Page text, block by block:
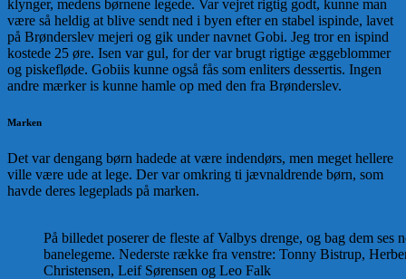
klynger, medens børnene legede. Var vejret rigtig godt, kunne man
være så heldig at blive sendt ned i byen efter en stabel ispinde, lavet
på Brønderslev mejeri og gik under navnet Gobi. Jeg tror en ispind
kostede 25 øre. Isen var gul, for der var brugt rigtige æggeblommer
og piskefløde. Gobiis kunne også fås som enliters dessertis. Ingen
andre mærker is kunne hamle op med den fra Brønderslev.
Marken
Det var dengang børn hadede at være indendørs, men meget hellere
ville være ude at lege. Der var omkring ti jævnaldrende børn, som
havde deres legeplads på marken.
På billedet poserer de fleste af Valbys drenge, og bag dem ses
banelegeme. Nederste række fra venstre: Tonny Bistrup,
Christensen, Leif Sørensen og Leo Falk